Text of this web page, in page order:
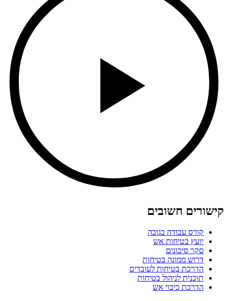
קישורים חשובים
קורס עבודה בגובה
יועץ בטיחות אש
סקר סיכונים
דרוש ממונה בטיחות
הדרכת בטיחות לעובדים
תוכנית לניהול בטיחות
הדרכת כיבוי אש